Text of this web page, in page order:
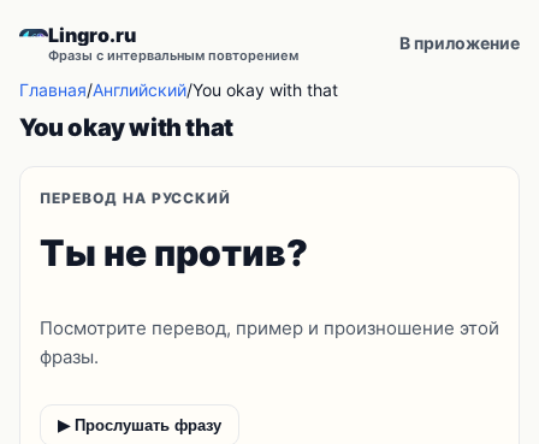
Lingro.ru
Фразы с интервальным повторением
В приложение
Главная/Английский/You okay with that
You okay with that
ПЕРЕВОД НА РУССКИЙ
Ты не против?
Посмотрите перевод, пример и произношение этой
фразы.
▶ Прослушать фразу